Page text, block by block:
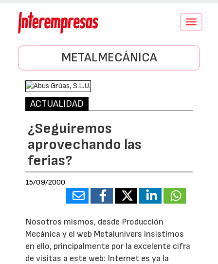
Conmutar
METALMECÁNICA
ACTUALIDAD
¿Seguiremos
aprovechando las
ferias?
15/09/2000
Nosotros mismos, desde Producción
Mecánica y el web Metalunivers insistimos
en ello, principalmente por la excelente cifra
de visitas a este web: Internet es ya la